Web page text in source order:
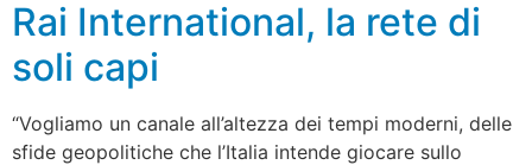
Rai International, la rete di
soli capi
“Vogliamo un canale all’altezza dei tempi moderni, delle
sfide geopolitiche che l’Italia intende giocare sullo